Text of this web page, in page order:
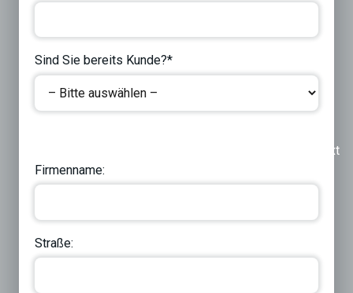
Sind Sie bereits Kunde?*
Next
Firmenname:
Straße: